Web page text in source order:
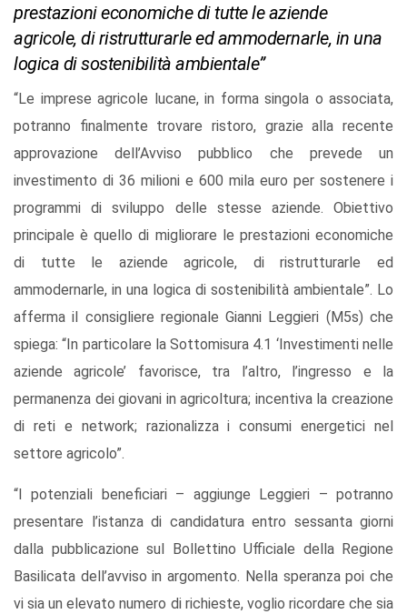
prestazioni economiche di tutte le aziende
agricole, di ristrutturarle ed ammodernarle, in una
logica di sostenibilità ambientale”
“Le imprese agricole lucane, in forma singola o associata,
potranno finalmente trovare ristoro, grazie alla recente
approvazione dell’Avviso pubblico che prevede un
investimento di 36 milioni e 600 mila euro per sostenere i
programmi di sviluppo delle stesse aziende. Obiettivo
principale è quello di migliorare le prestazioni economiche
di tutte le aziende agricole, di ristrutturarle ed
ammodernarle, in una logica di sostenibilità ambientale”. Lo
afferma il consigliere regionale Gianni Leggieri (M5s) che
spiega: “In particolare la Sottomisura 4.1 ‘Investimenti nelle
aziende agricole’ favorisce, tra l’altro, l’ingresso e la
permanenza dei giovani in agricoltura; incentiva la creazione
di reti e network; razionalizza i consumi energetici nel
settore agricolo”.
“I potenziali beneficiari – aggiunge Leggieri – potranno
presentare l’istanza di candidatura entro sessanta giorni
dalla pubblicazione sul Bollettino Ufficiale della Regione
Basilicata dell’avviso in argomento. Nella speranza poi che
vi sia un elevato numero di richieste, voglio ricordare che sia